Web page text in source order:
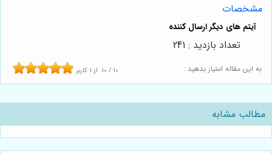
مشخصات
به این مقاله امتیاز بدهید : 10 / 10 از 1 کاربر
تعداد بازدید : 241
مطالب مشابه